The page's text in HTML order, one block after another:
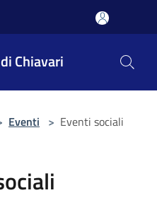
Chiavari
Eventi > Eventi sociali